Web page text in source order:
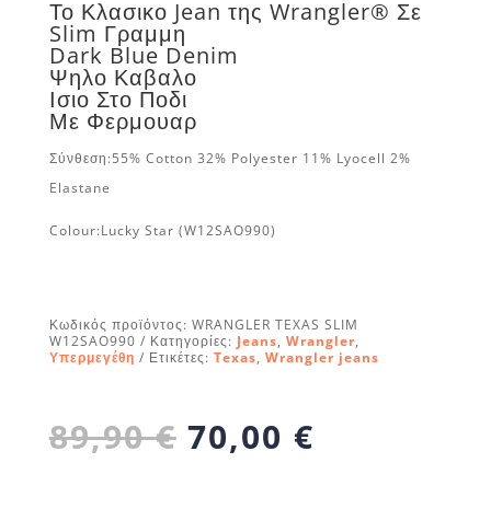
Το Κλασικο Jean της Wrangler® Σε
Slim Γραμμη
Dark Blue Denim
Ψηλο Καβαλο
Ισιο Στο Ποδι
Με Φερμουαρ
Σύνθεση:55% Cotton 32% Polyester 11% Lyocell 2%
Elastane
Colour:Lucky Star (W12SAO990)
Κωδικός προϊόντος: WRANGLER TEXAS SLIM
W12SAO990
Κατηγορίες: Jeans, Wrangler,
Υπερμεγέθη
Ετικέτες: Texas, Wrangler jeans
89,90€ Original
price
70,00 €